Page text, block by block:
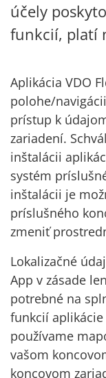
účely
funkcií, platí
Aplikácia VDO
polohe/
prístup k
zariadení.
inštalácii
systém
inštalácii je
príslušného
zmeniť
Lokalizačné
App v zásade
potrebné na
funkcií aplikácie
používame
vašom
koncovom